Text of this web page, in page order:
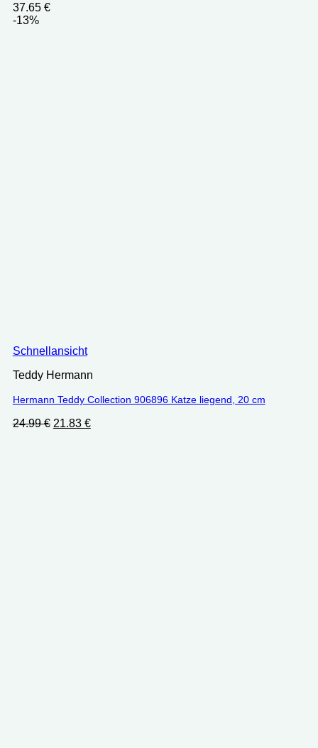
37.65 €
-13%
Schnellansicht
Teddy Hermann
Hermann Teddy Collection 906896 Katze liegend, 20 cm
24.99€ Ursprünglicher
21.83 €Aktueller